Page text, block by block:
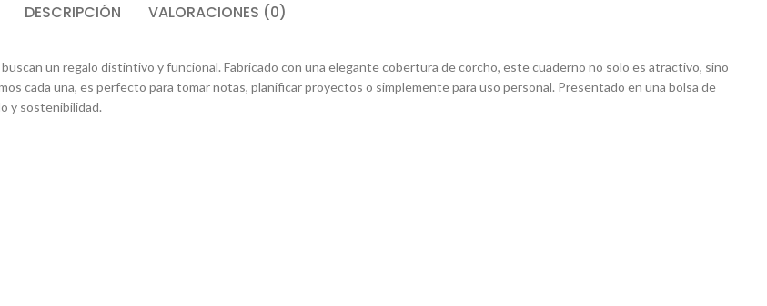
DESCRIPCIÓN VALORACIONES (0)
un regalo distintivo y funcional. Fabricado con una elegante cobertura de corcho, este cuaderno no solo es atractivo, sino
cada una, es perfecto para tomar notas, planificar proyectos o simplemente para uso personal. Presentado en una bolsa de
y sostenibilidad.